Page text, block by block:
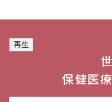
再生
保健医